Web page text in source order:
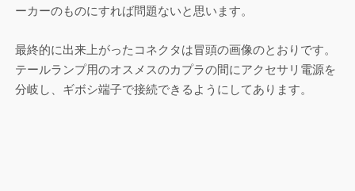
ーカーのものにすれば問題ないと思います。
最終的に出来上がったコネクタは冒頭の画像のとおりです。
テールランプ用のオスメスのカプラの間にアクセサリ電源を
分岐し、ギボシ端子で接続できるようにしてあります。